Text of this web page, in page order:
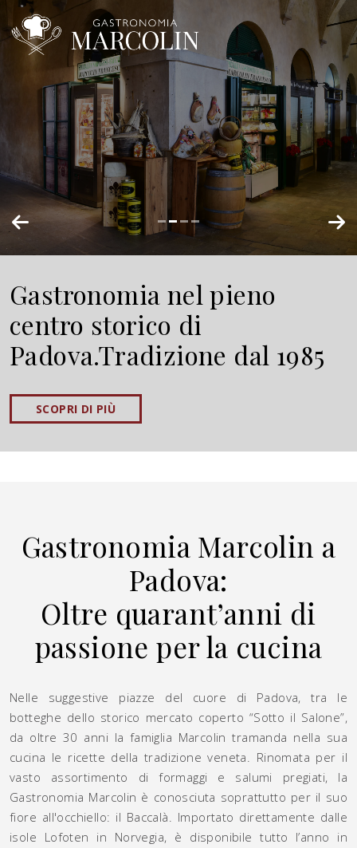
Gastronomia nel pieno
centro storico di
Padova.Tradizione dal 1985
SCOPRI DI PIÙ
Gastronomia Marcolin a
Padova:
Oltre quarant’anni di
passione per la cucina
Nelle suggestive piazze del cuore di Padova, tra le
botteghe dello storico mercato coperto “Sotto il Salone”,
da oltre 30 anni la famiglia Marcolin tramanda nella sua
cucina le ricette della tradizione veneta. Rinomata per il
vasto assortimento di formaggi e salumi pregiati, la
Gastronomia Marcolin è conosciuta soprattutto per il suo
fiore all'occhiello: il Baccalà. Importato direttamente dalle
isole Lofoten in Norvegia, è disponibile tutto l’anno in